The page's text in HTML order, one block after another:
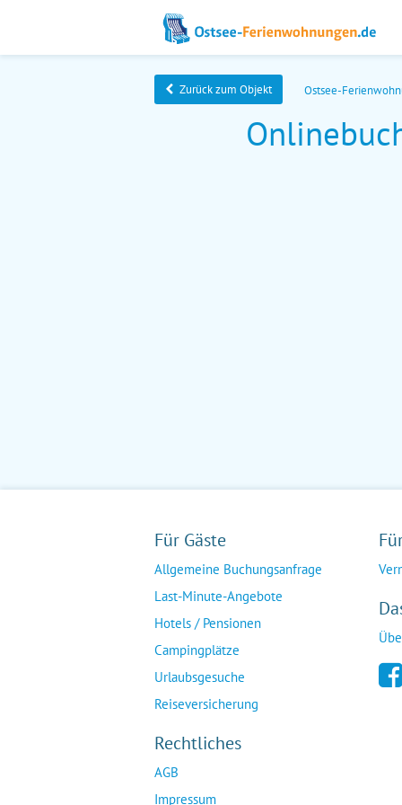
Zurück zum Objekt Ostsee-
Für Gäste
Allgemeine Buchungsanfrage
Last-Minute-Angebote
Hotels / Pensionen
Campingplätze
Urlaubsgesuche
Reiseversicherung
Rechtliches
AGB
Impressum